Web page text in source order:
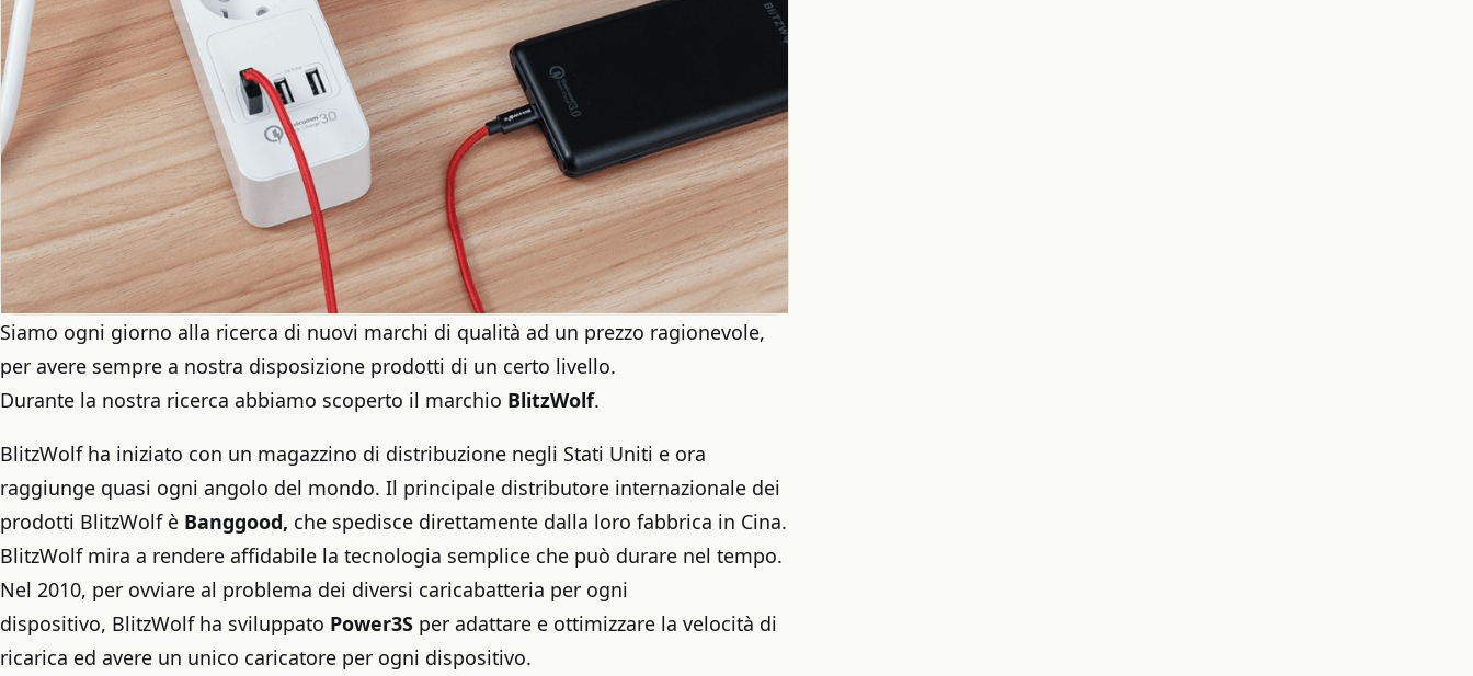
Siamo ogni giorno alla ricerca di nuovi marchi di qualità ad un prezzo ragionevole,
per avere sempre a nostra disposizione prodotti di un certo livello.
Durante la nostra ricerca abbiamo scoperto il marchio BlitzWolf.
BlitzWolf ha iniziato con un magazzino di distribuzione negli Stati Uniti e ora
raggiunge quasi ogni angolo del mondo. Il principale distributore internazionale dei
prodotti BlitzWolf è Banggood, che spedisce direttamente dalla loro fabbrica in Cina.
BlitzWolf mira a rendere affidabile la tecnologia semplice che può durare nel tempo.
Nel 2010, per ovviare al problema dei diversi caricabatteria per ogni
dispositivo, BlitzWolf ha sviluppato Power3S per adattare e ottimizzare la velocità di
ricarica ed avere un unico caricatore per ogni dispositivo.